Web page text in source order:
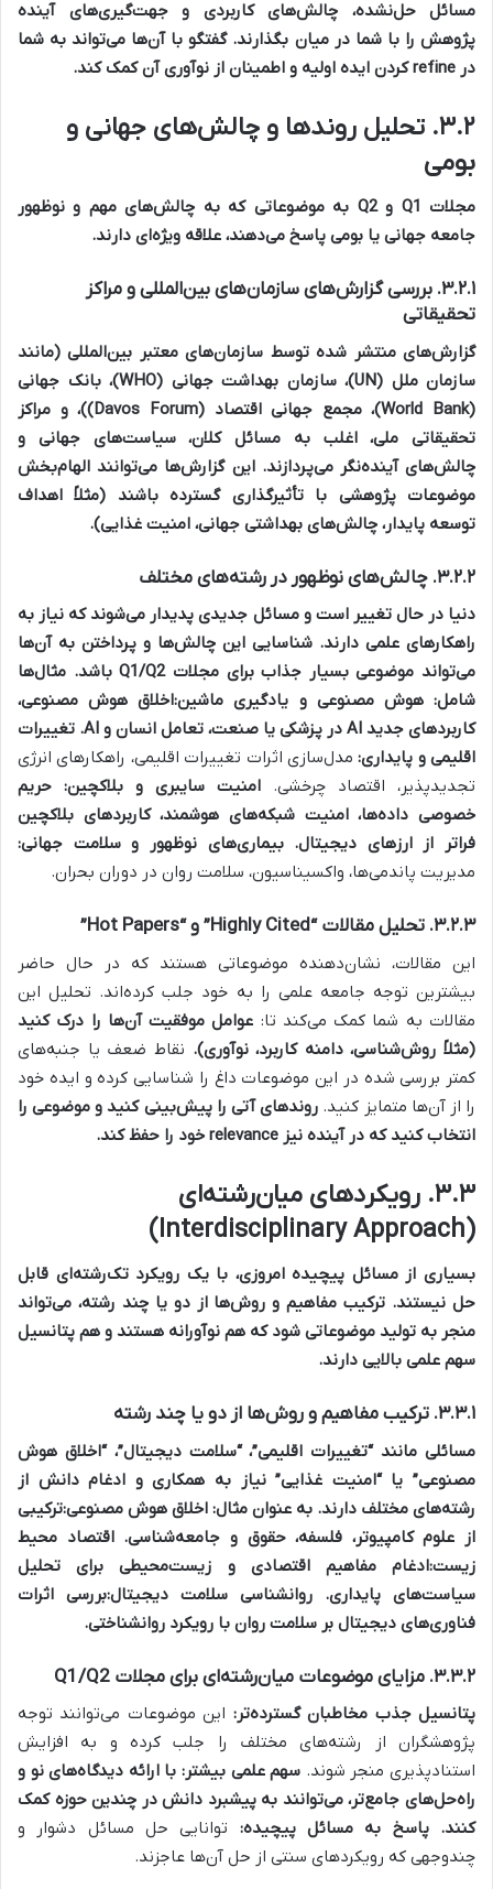
مسائل حل‌نشده، چالش‌های کاربردی و جهت‌گیری‌های آینده
پژوهش را با شما در میان بگذارند. گفتگو با آن‌ها می‌تواند به شما
در refine کردن ایده اولیه و اطمینان از نوآوری آن کمک کند.
۳.۲. تحلیل روندها و چالش‌های جهانی و
بومی
مجلات Q1 و Q2 به موضوعاتی که به چالش‌های مهم و نوظهور
جامعه جهانی یا بومی پاسخ می‌دهند، علاقه ویژه‌ای دارند.
۳.۲.۱. بررسی گزارش‌های سازمان‌های بین‌المللی و مراکز
تحقیقاتی
گزارش‌های منتشر شده توسط سازمان‌های معتبر بین‌المللی (مانند
سازمان ملل (UN)، سازمان بهداشت جهانی (WHO)، بانک جهانی
(World Bank)، مجمع جهانی اقتصاد (Davos Forum))، و مراکز
تحقیقاتی ملی، اغلب به مسائل کلان، سیاست‌های جهانی و
چالش‌های آینده‌نگر می‌پردازند. این گزارش‌ها می‌توانند الهام‌بخش
موضوعات پژوهشی با تأثیرگذاری گسترده باشند (مثلاً اهداف
توسعه پایدار، چالش‌های بهداشتی جهانی، امنیت غذایی).
۳.۲.۲. چالش‌های نوظهور در رشته‌های مختلف
دنیا در حال تغییر است و مسائل جدیدی پدیدار می‌شوند که نیاز به
راهکارهای علمی دارند. شناسایی این چالش‌ها و پرداختن به آن‌ها
می‌تواند موضوعی بسیار جذاب برای مجلات Q1/Q2 باشد. مثال‌ها
شامل:هوش مصنوعی و یادگیری ماشین:اخلاق هوش مصنوعی،
کاربردهای جدید AI در پزشکی یا صنعت، تعامل انسان و AI.
تغییرات
اقلیمی و پایداری:مدل‌سازی اثرات تغییرات اقلیمی، راهکارهای انرژی
تجدیدپذیر، اقتصاد چرخشی. امنیت سایبری و بلاکچین: حریم
خصوصی داده‌ها، امنیت شبکه‌های هوشمند، کاربردهای بلاکچین
فراتر از ارزهای دیجیتال.بیماری‌های نوظهور و سلامت جهانی:
مدیریت پاندمی‌ها، واکسیناسیون، سلامت روان در دوران بحران.
۳.۲.۳. تحلیل مقالات “Highly Cited” و “Hot Papers”
این مقالات، نشان‌دهنده موضوعاتی هستند که در حال حاضر
بیشترین توجه جامعه علمی را به خود جلب کرده‌اند. تحلیل این
مقالات به شما کمک می‌کند تا: عوامل موفقیت آن‌ها را درک کنید
(مثلاً روش‌شناسی، دامنه کاربرد، نوآوری). نقاط ضعف یا جنبه‌های
کمتر بررسی شده در این موضوعات داغ را شناسایی کرده و ایده خود
را از آن‌ها متمایز کنید. روندهای آتی را پیش‌بینی کنید و موضوعی را
انتخاب کنید که در آینده نیز relevance خود را حفظ کند.
۳.۳. رویکردهای میان‌رشته‌ای
(Interdisciplinary Approach)
بسیاری از مسائل پیچیده امروزی، با یک رویکرد تک‌رشته‌ای قابل
حل نیستند. ترکیب مفاهیم و روش‌ها از دو یا چند رشته، می‌تواند
منجر به تولید موضوعاتی شود که هم نوآورانه هستند و هم پتانسیل
سهم علمی بالایی دارند.
۳.۳.۱. ترکیب مفاهیم و روش‌ها از دو یا چند رشته
مسائلی مانند “تغییرات اقلیمی”، “سلامت دیجیتال”، “اخلاق هوش
مصنوعی” یا “امنیت غذایی” نیاز به همکاری و ادغام دانش از
رشته‌های مختلف دارند. به عنوان مثال: اخلاق هوش مصنوعی:ترکیبی
از علوم کامپیوتر، فلسفه، حقوق و جامعه‌شناسی.اقتصاد محیط
زیست:ادغام مفاهیم اقتصادی و زیست‌محیطی برای تحلیل
سیاست‌های پایداری. روانشناسی سلامت دیجیتال:بررسی اثرات
فناوری‌های دیجیتال بر سلامت روان با رویکرد روانشناختی.
۳.۳.۲. مزایای موضوعات میان‌رشته‌ای برای مجلات Q1/Q2
پتانسیل جذب مخاطبان گسترده‌تر: این موضوعات می‌توانند توجه
پژوهشگران از رشته‌های مختلف را جلب کرده و به افزایش
استنادپذیری منجر شوند. سهم علمی بیشتر: با ارائه دیدگاه‌های نو و
راه‌حل‌های جامع‌تر، می‌توانند به پیشبرد دانش در چندین حوزه کمک
کنند.پاسخ به مسائل پیچیده: توانایی حل مسائل دشوار و
چندوجهی که رویکردهای سنتی از حل آن‌ها عاجزند.